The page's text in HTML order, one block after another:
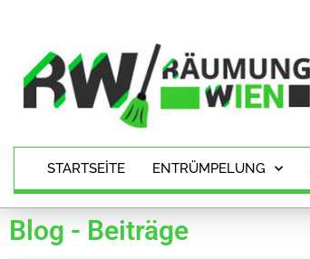
STARTSEITE ENTRÜMPELUNG
Blog - Beiträge